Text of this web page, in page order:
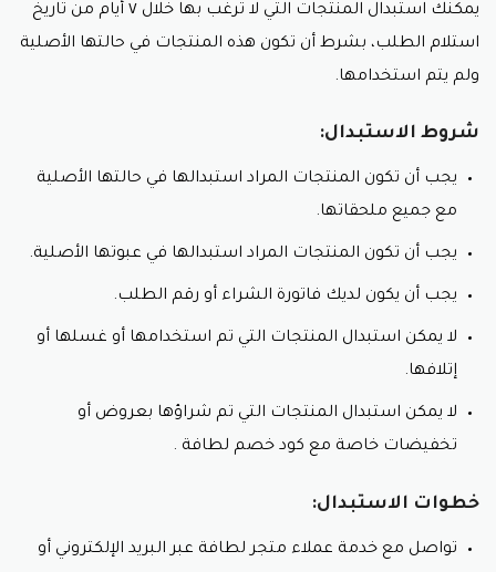
يمكنك استبدال المنتجات التي لا ترغب بها خلال ٧ أيام من تاريخ
استلام الطلب، بشرط أن تكون هذه المنتجات في حالتها الأصلية
ولم يتم استخدامها.
شروط الاستبدال:
يجب أن تكون المنتجات المراد استبدالها في حالتها الأصلية
مع جميع ملحقاتها.
يجب أن تكون المنتجات المراد استبدالها في عبوتها الأصلية.
يجب أن يكون لديك فاتورة الشراء أو رقم الطلب.
لا يمكن استبدال المنتجات التي تم استخدامها أو غسلها أو
إتلافها.
لا يمكن استبدال المنتجات التي تم شراؤها بعروض أو
تخفيضات خاصة مع كود خصم لطافة .
خطوات الاستبدال:
تواصل مع خدمة عملاء متجر لطافة عبر البريد الإلكتروني أو